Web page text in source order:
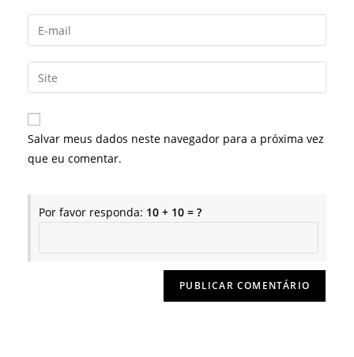
nome
ou
de
usuário
para
comentar
Digite
seu
endereço
de
mail
para
comentar
Digite
o
URL
do
site
Salvar meus dados neste navegador para a próxima vez
que eu comentar.
Por favor responda: 10 + 10 = ?